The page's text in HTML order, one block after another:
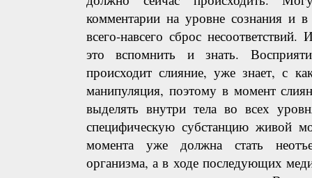
комментарии на уровне сознания и
всего-навсего сброс
это вспомнить и знать.
происходит слияние, уже знает, с
манипуляция, поэтому в момент
выделять внутри тела во всех
специфическую субстанцию живой
момента уже должна стать
организма, а в ходе последующих